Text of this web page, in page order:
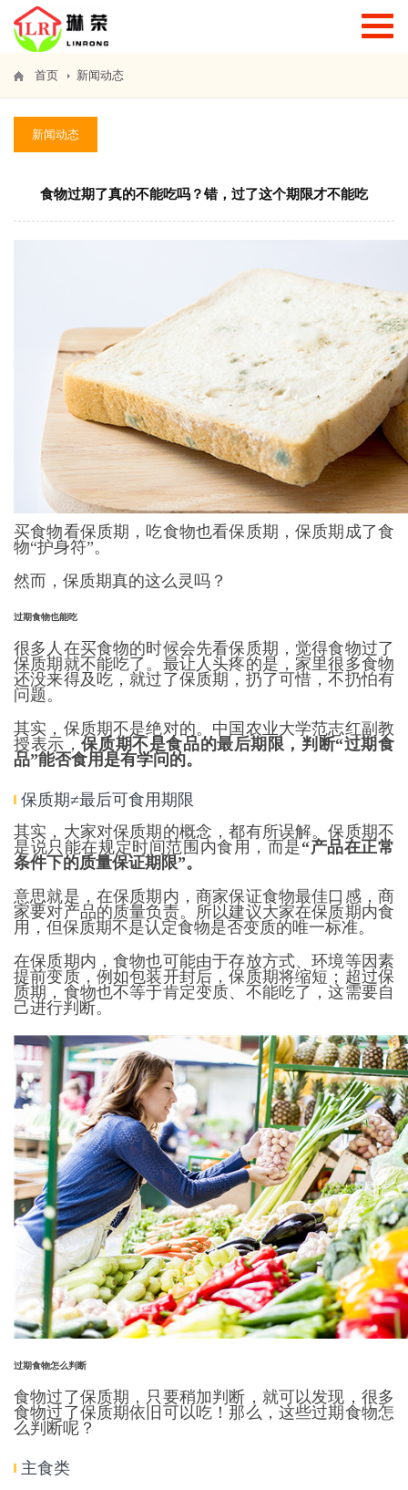
T
o
t
i
首页 新闻动态
新闻动态
食物过期了真的不能吃吗？错，过了这个期限才不能吃
买食物看保质期，吃食物也看保质期，保质期成了食
物“护身符”。
然而，保质期真的这么灵吗？
过期食物也能吃
很多人在买食物的时候会先看保质期，觉得食物过了
保质期就不能吃了。最让人头疼的是，家里很多食物
还没来得及吃，就过了保质期，扔了可惜，不扔怕有
问题。
其实，保质期不是绝对的。中国农业大学范志红副教
授表示，保质期不是食品的最后期限，判断“过期食
品”能否食用是有学问的。
保质期≠最后可食用期限
其实，大家对保质期的概念，都有所误解。保质期不
是说只能在规定时间范围内食用，而是“产品在正常
条件下的质量保证期限”。
意思就是，在保质期内，商家保证食物最佳口感，商
家要对产品的质量负责。所以建议大家在保质期内食
用，但保质期不是认定食物是否变质的唯一标准。
在保质期内，食物也可能由于存放方式、环境等因素
提前变质，例如包装开封后，保质期将缩短；超过保
质期，食物也不等于肯定变质、不能吃了，这需要自
己进行判断。
过期食物怎么判断
食物过了保质期，只要稍加判断，就可以发现，很多
食物过了保质期依旧可以吃！那么，这些过期食物怎
么判断呢？
主食类